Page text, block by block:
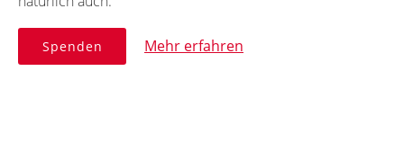
Spenden Mehr erfahren